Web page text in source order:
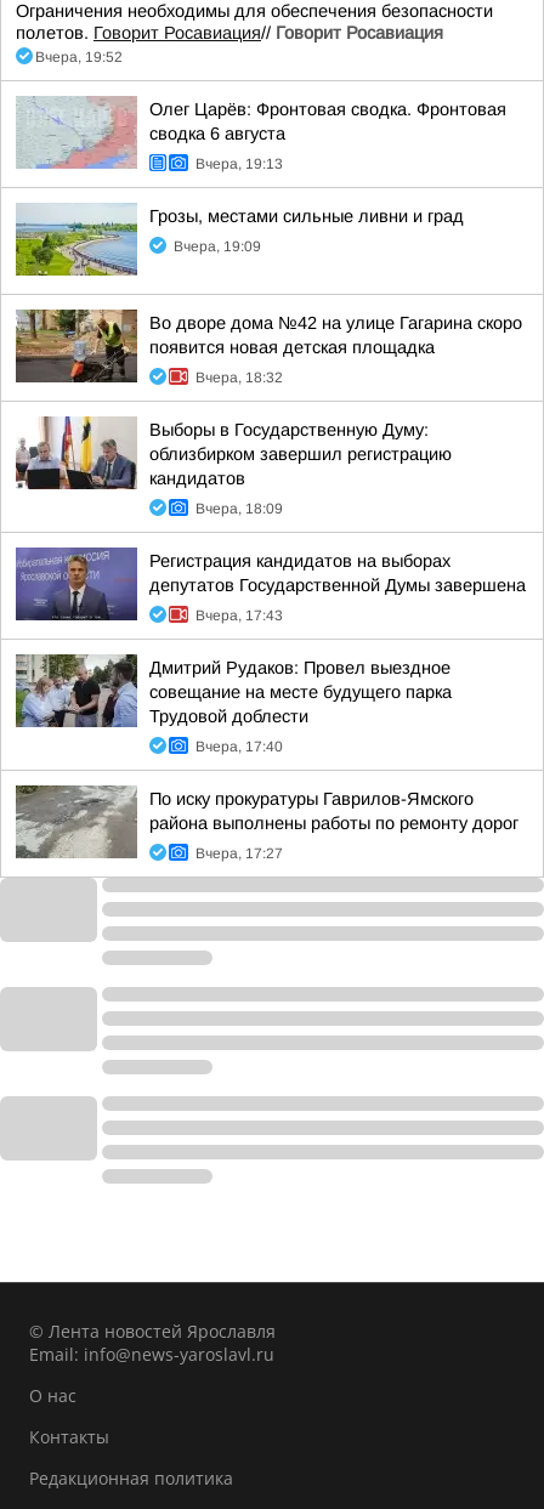
Ограничения необходимы для обеспечения безопасности
полетов. Говорит Росавиация// Говорит Росавиация
Вчера, 19:52
Олег Царёв: Фронтовая сводка. Фронтовая
сводка 6 августа
Вчера, 19:13
Грозы, местами сильные ливни и град
Вчера, 19:09
Во дворе дома №42 на улице Гагарина скоро
появится новая детская площадка
Вчера, 18:32
Выборы в Государственную Думу:
облизбирком завершил регистрацию
кандидатов
Вчера, 18:09
Регистрация кандидатов на выборах
депутатов Государственной Думы завершена
Вчера, 17:43
Дмитрий Рудаков: Провел выездное
совещание на месте будущего парка
Трудовой доблести
Вчера, 17:40
По иску прокуратуры Гаврилов-Ямского
района выполнены работы по ремонту дорог
Вчера, 17:27
© Лента новостей Ярославля
Email: info@news-yaroslavl.ru
О нас
Контакты
Редакционная политика